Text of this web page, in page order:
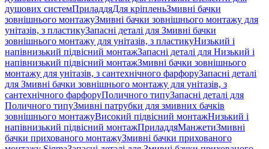
душових системПриладдяДля кріпленьЗмивні бачки
зовнішнього монтажуЗмивні бачки зовнішнього монтажу для
унітазів, з пластикуЗапасні деталі для Змивні бачки
зовнішнього монтажу для унітазів, з пластикуНизький і
напівнизький підвісний монтажЗапасні деталі для Низький і
напівнизький підвісний монтажЗмивні бачки зовнішнього
монтажу для унітазів, з сантехнічного фарфоруЗапасні деталі
для Змивні бачки зовнішнього монтажу для унітазів, з
сантехнічного фарфоруПоличного типуЗапасні деталі для
Поличного типуЗмивні патрубки для змивних бачків
зовнішнього монтажуВисокий підвісний монтажНизький і
напівнизький підвісний монтажПриладдяМанжетиЗмивні
бачки прихованого монтажуЗмивні бачки прихованого